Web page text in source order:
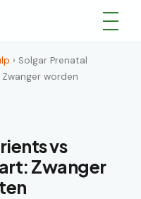
› Solgar Prenatal
worden
vs
Zwanger